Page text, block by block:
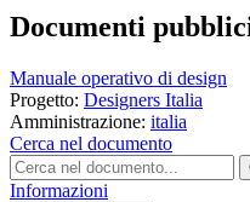
Documenti
Manuale operativo di design
Progetto: Designers Italia
Amministrazione: italia
Cerca nel documento
Informazioni